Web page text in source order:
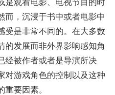
是观看电影、电视节目的时
而，沉浸于书中或者电影中
受是非常不同的。在大多数
的发展而非外界影响感知角
经被作者或者是导演所决
对游戏角色的控制以及这种
要因素。